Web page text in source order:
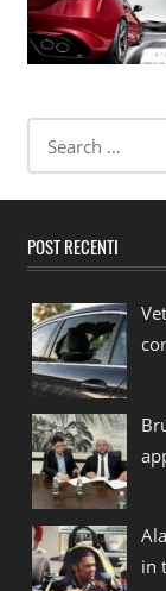
POST RECENTI
in